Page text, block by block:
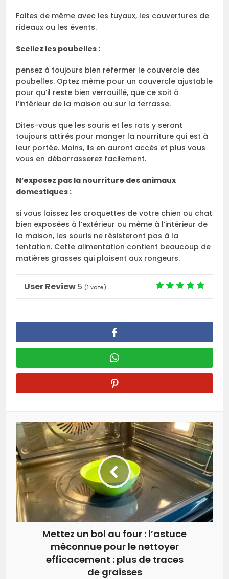
Faites de même avec les tuyaux, les couvertures de
rideaux ou les évents.
Scellez les poubelles :
pensez à toujours bien refermer le couvercle des
poubelles. Optez même pour un couvercle ajustable
pour qu’il reste bien verrouillé, que ce soit à
l’intérieur de la maison ou sur la terrasse.
Dites-vous que les souris et les rats y seront
toujours attirés pour manger la nourriture qui est à
leur portée. Moins, ils en auront accès et plus vous
vous en débarrasserez facilement.
N’exposez pas la nourriture des animaux
domestiques :
si vous laissez les croquettes de votre chien ou chat
bien exposées à l’extérieur ou même à l’intérieur de
la maison, les souris ne résisteront pas à la
tentation. Cette alimentation contient beaucoup de
matières grasses qui plaisent aux rongeurs.
User Review 5 (1 vote)
Mettez un bol au four : l’astuce
méconnue pour le nettoyer
efficacement : plus de traces
de graisses